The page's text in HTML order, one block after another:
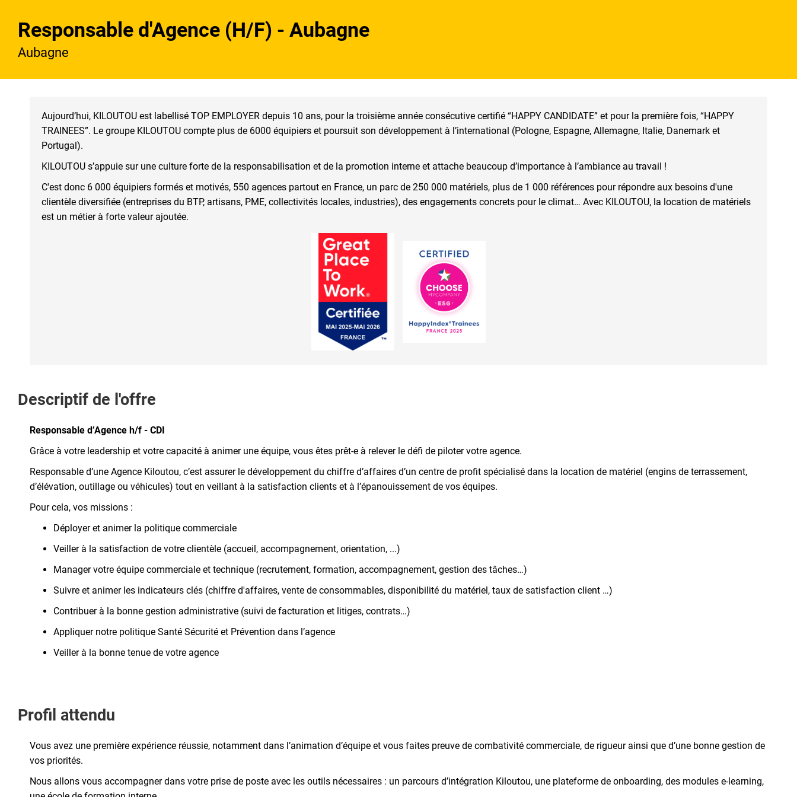
Responsable d'Agence (H/F) - Aubagne
Aubagne
Aujourd’hui, KILOUTOU est labellisé TOP EMPLOYER depuis 10 ans, pour la troisième année consécutive certifié “HAPPY CANDIDATE” et pour la première fois, “HAPPY
TRAINEES”. Le groupe KILOUTOU compte plus de 6000 équipiers et poursuit son développement à l’international (Pologne, Espagne, Allemagne, Italie, Danemark et
Portugal).
KILOUTOU s’appuie sur une culture forte de la responsabilisation et de la promotion interne et attache beaucoup d’importance à l’ambiance au travail !
C'est donc 6 000 équipiers formés et motivés, 550 agences partout en France, un parc de 250 000 matériels, plus de 1 000 références pour répondre aux besoins d'une
clientèle diversifiée (entreprises du BTP, artisans, PME, collectivités locales, industries), des engagements concrets pour le climat… Avec KILOUTOU, la location de matériels
est un métier à forte valeur ajoutée.
Descriptif de l'offre
Responsable d’Agence h/f - CDI
Grâce à votre leadership et votre capacité à animer une équipe, vous êtes prêt-e à relever le défi de piloter votre agence.
Responsable d’une Agence Kiloutou, c’est assurer le développement du chiffre d’affaires d’un centre de profit spécialisé dans la location de matériel (engins de terrassement,
d’élévation, outillage ou véhicules) tout en veillant à la satisfaction clients et à l’épanouissement de vos équipes.
Pour cela, vos missions :
Déployer et animer la politique commerciale
Veiller à la satisfaction de votre clientèle (accueil, accompagnement, orientation, ...)
Manager votre équipe commerciale et technique (recrutement, formation, accompagnement, gestion des tâches…)
Suivre et animer les indicateurs clés (chiffre d'affaires, vente de consommables, disponibilité du matériel, taux de satisfaction client …)
Contribuer à la bonne gestion administrative (suivi de facturation et litiges, contrats…)
Appliquer notre politique Santé Sécurité et Prévention dans l’agence
Veiller à la bonne tenue de votre agence
Profil attendu
Vous avez une première expérience réussie, notamment dans l’animation d’équipe et vous faites preuve de combativité commerciale, de rigueur ainsi que d’une bonne gestion de
vos priorités.
Nous allons vous accompagner dans votre prise de poste avec les outils nécessaires : un parcours d’intégration Kiloutou, une plateforme de onboarding, des modules e-learning,